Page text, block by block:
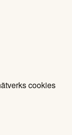
cookies